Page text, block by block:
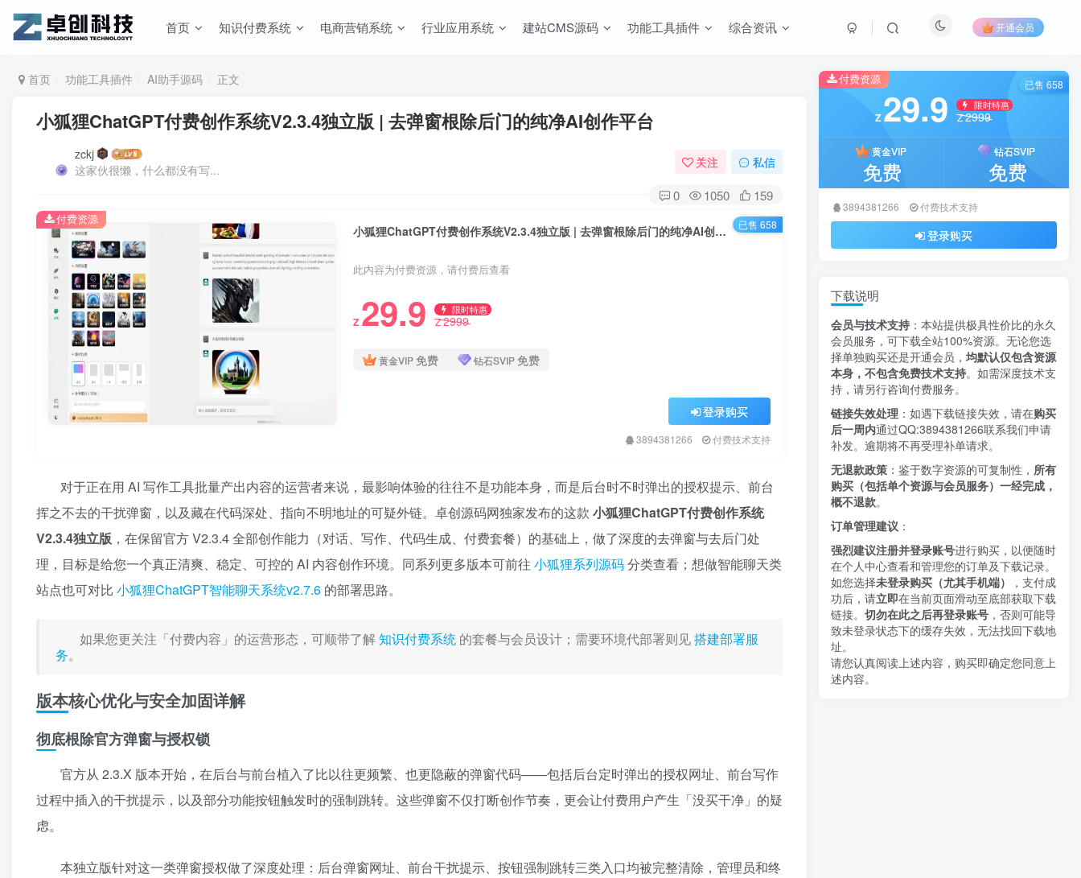
首页 知识付费系统 电商营销系统 行业应用系统 建站CMS源码 功能工具插件 综合资讯 开通会员
首页 功能工具插件 AI助手源码 正文
小狐狸ChatGPT付费创作系统V2.3.4独立版 | 去弹窗根除后门的纯净AI创作平台
zckj
这家伙很懒，什么都没有写...
关注 私信
0 1050 159
小狐狸ChatGPT付费创作系统V2.3.4独立版 | 去弹窗根除后门的纯净AI创作平台
此内容为付费资源，请付费后查看
Z 29.9 限时特惠
Z2999
黄金VIP免费 钻石SVIP免费
登录购买
3894381266 付费技术支持
付费资源 已售 658
对于正在用 AI 写作工具批量产出内容的运营者来说，最影响体验的往往不是功能本身，而是后台时不时弹出的授权提示、前台
挥之不去的干扰弹窗，以及藏在代码深处、指向不明地址的可疑外链。卓创源码网独家发布的这款 小狐狸ChatGPT付费创作系统
V2.3.4独立版 ，在保留官方 V2.3.4 全部创作能力（对话、写作、代码生成、付费套餐）的基础上，做了深度的去弹窗与去后门处
理，目标是给您一个真正清爽、稳定、可控的 AI 内容创作环境。同系列更多版本可前往 小狐狸系列源码分类查看；想做智能聊天类
站点也可对比 小狐狸ChatGPT智能聊天系统v2.7.6 的部署思路。
如果您更关注「付费内容」的运营形态，可顺带了解知识付费系统 的套餐与会员设计；需要环境代部署则见搭建部署服
务。
版本核心优化与安全加固详解
彻底根除官方弹窗与授权锁
官方从 2.3.X 版本开始，在后台与前台植入了比以往更频繁、也更隐蔽的弹窗代码——包括后台定时弹出的授权网址、前台写作
过程中插入的干扰提示，以及部分功能按钮触发时的强制跳转。这些弹窗不仅打断创作节奏，更会让付费用户产生「没买干净」的疑
虑。
本独立版针对这一类弹窗授权做了深度处理：后台弹窗网址、前台干扰提示、按钮强制跳转三类入口均被完整清除，管理员和终
付费资源
Z 29.9 限时特惠
Z2999
黄金VIP
免费
钻石SVIP
免费
3894381266 付费技术支持
登录购买
已售 658
下载说明
会员与技术支持 ：本站提供极具性价比的永久
会员服务，可下载全站100%资源。无论您选
择单独购买还是开通会员， 均默认仅包含资源
本身，不包含免费技术支持。如需深度技术支
持，请另行咨询付费服务。
链接失效处理 ：如遇下载链接失效，请在购买
后一周内通过QQ:3894381266联系我们申请
补发。逾期将不再受理补单请求。
无退款政策 ：鉴于数字资源的可复制性， 所有
购买（包括单个资源与会员服务）一经完成，
概不退款。
订单管理建议 ：
强烈建议注册并登录账号进行购买，以便随时
在个人中心查看和管理您的订单及下载记录。
如您选择未登录购买（尤其手机端）
，支付成
功后，请立即在当前页面滑动至底部获取下载
链接。 切勿在此之后再登录账号 ，否则可能导
致未登录状态下的缓存失效，无法找回下载地
址。
请您认真阅读上述内容，购买即确定您同意上
述内容。